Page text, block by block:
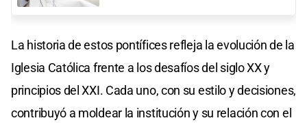
La historia de estos pontífices refleja la evolución de la
Iglesia Católica frente a los desafíos del siglo XX y
principios del XXI. Cada uno, con su estilo y decisiones,
contribuyó a moldear la institución y su relación con el